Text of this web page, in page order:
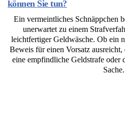
können Sie tun?
Ein vermeintliches Schnäppchen
unerwartet zu einem
leichtfertiger Geldwäsche. Ob ein
Beweis für einen Vorsatz
eine empfindliche Geldstrafe oder
Sache.